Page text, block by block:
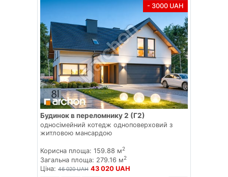
- 3000 UAH
Будинок в переломнику 2 (Г2)
односімейний котедж одноповерховий з
житловою мансардою
Корисна площа: 159.88 м2
Загальна площа: 279.16 м2
Ціна: 46 020 UAH 43 020 UAH